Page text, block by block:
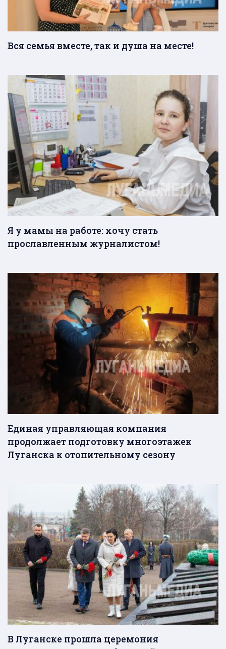
Вся семья вместе, так и душа на месте!
Я у мамы на работе: хочу стать
прославленным журналистом!
Единая управляющая компания
продолжает подготовку многоэтажек
Луганска к отопительному сезону
В Луганске прошла церемония